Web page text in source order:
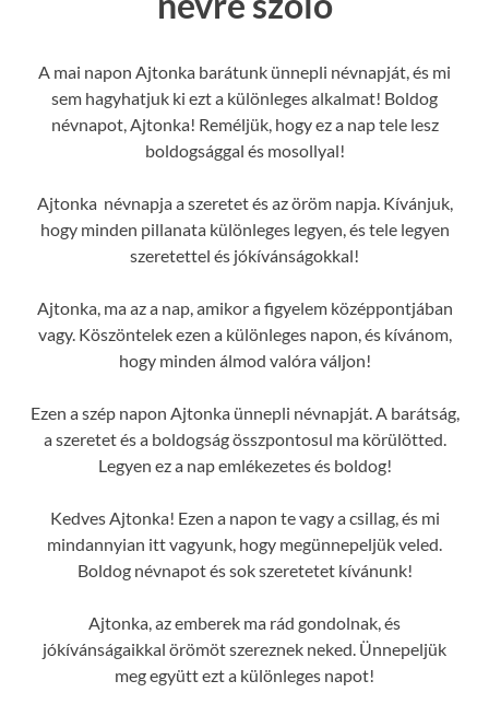
A mai napon Ajtonka barátunk ünnepli névnapját, és mi
sem hagyhatjuk ki ezt a különleges alkalmat! Boldog
névnapot, Ajtonka! Reméljük, hogy ez a nap tele lesz
boldogsággal és mosollyal!
Ajtonka névnapja a szeretet és az öröm napja. Kívánjuk,
hogy minden pillanata különleges legyen, és tele legyen
szeretettel és jókívánságokkal!
Ajtonka, ma az a nap, amikor a figyelem középpontjában
vagy. Köszöntelek ezen a különleges napon, és kívánom,
hogy minden álmod valóra váljon!
Ezen a szép napon Ajtonka ünnepli névnapját. A barátság,
a szeretet és a boldogság összpontosul ma körülötted.
Legyen ez a nap emlékezetes és boldog!
Kedves Ajtonka! Ezen a napon te vagy a csillag, és mi
mindannyian itt vagyunk, hogy megünnepeljük veled.
Boldog névnapot és sok szeretetet kívánunk!
Ajtonka, az emberek ma rád gondolnak, és
jókívánságaikkal örömöt szereznek neked. Ünnepeljük
meg együtt ezt a különleges napot!